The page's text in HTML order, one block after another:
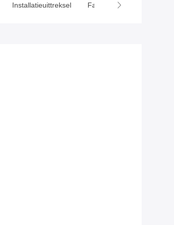
Installatieuittreksel Farmaceutische Vulstoffen